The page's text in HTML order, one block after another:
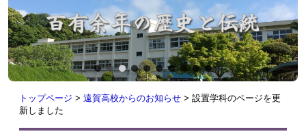
トップページ > 遠賀高校からのお知らせ > 設置学科のページを更
新しました